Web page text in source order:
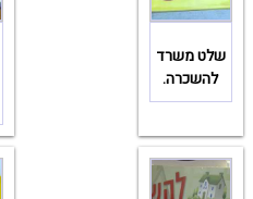
שלט משרד
להשכרה.